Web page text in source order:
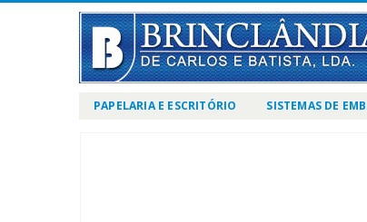
PAPELARIA E ESCRITÓRIO SISTEMAS DE